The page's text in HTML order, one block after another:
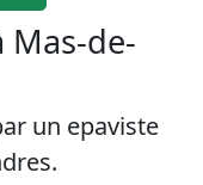
Mas-de-
un epaviste